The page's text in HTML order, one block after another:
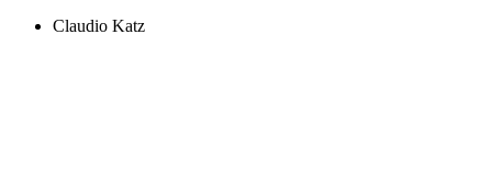
Claudio Katz